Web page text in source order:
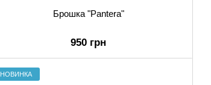
Брошка "Pantera"
950 грн
НОВИНКА